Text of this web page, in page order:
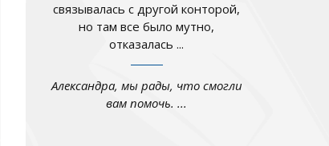
связывалась с другой конторой,
но там все было мутно,
отказалась ...
Александра, мы рады, что смогли
вам помочь. ...